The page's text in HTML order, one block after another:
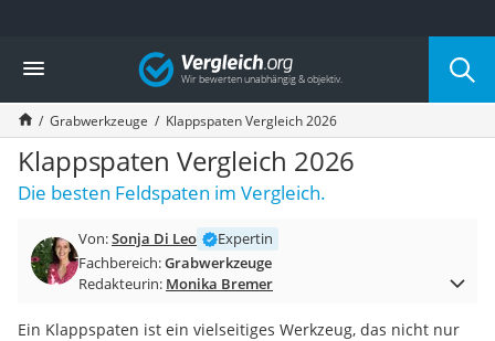
Die beliebtesten Vergleiche nach Kategorie
Baumarkt
Tresor feuerfest
Makita-Akku-Rasenmäher
Kappsäge
Smartes Türschloss
Akku-Rasentrimmer
Split-Klimaanlage 2 Innengeräte
Pelletofen
Tiefbrunnenpumpe
Vergleich
Grabwerkzeuge Klappspaten Vergleich 2026
Klappspaten Vergleich 2026
Die besten Feldspaten im Vergleich.
Von:Sonja Di Leo
Expertin
Fachbereich:Grabwerkzeuge
Redakteurin: Monika Bremer
Ein Klappspaten ist ein vielseitiges Werkzeug, das nicht nur